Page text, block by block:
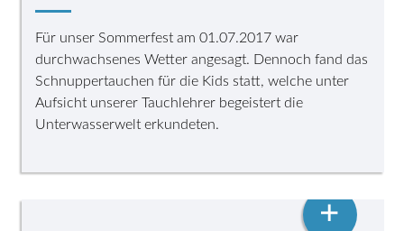
Für unser Sommerfest am 01.07.2017 war
durchwachsenes Wetter angesagt. Dennoch fand das
Schnuppertauchen für die Kids statt, welche unter
Aufsicht unserer Tauchlehrer begeistert die
Unterwasserwelt erkundeten.
+